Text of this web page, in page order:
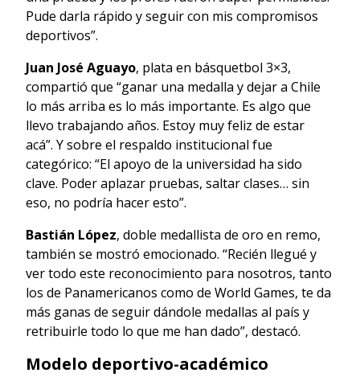
Pude darla rápido y seguir con mis compromisos
deportivos”.
Juan José Aguayo, plata en básquetbol 3×3,
compartió que “ganar una medalla y dejar a Chile
lo más arriba es lo más importante. Es algo que
llevo trabajando años. Estoy muy feliz de estar
acá”. Y sobre el respaldo institucional fue
categórico: “El apoyo de la universidad ha sido
clave. Poder aplazar pruebas, saltar clases… sin
eso, no podría hacer esto”.
Bastián López, doble medallista de oro en remo,
también se mostró emocionado. “Recién llegué y
ver todo este reconocimiento para nosotros, tanto
los de Panamericanos como de World Games, te da
más ganas de seguir dándole medallas al país y
retribuirle todo lo que me han dado”, destacó.
Modelo deportivo-académico